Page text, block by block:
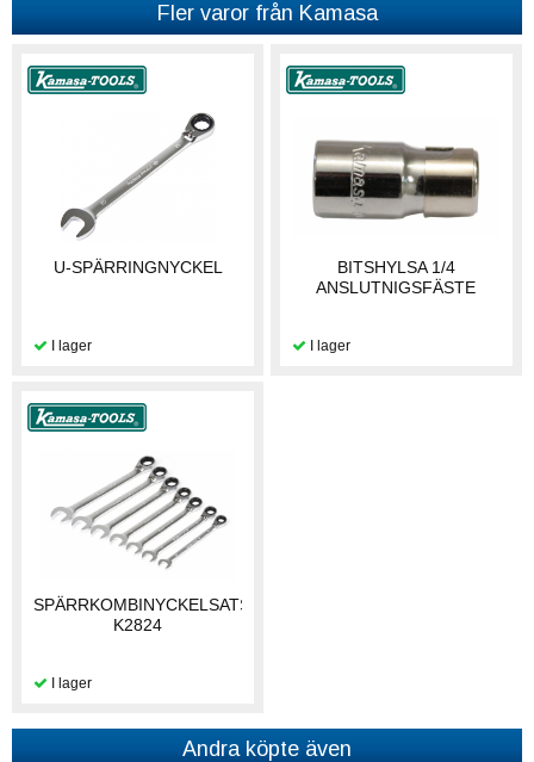
Fler varor från Kamasa
U-SPÄRRINGNYCKEL
BITSHYLSA 1/4
ANSLUTNIGSFÄSTE
SPÄRRKOMBINYCKELSATS
K2824
Andra köpte även